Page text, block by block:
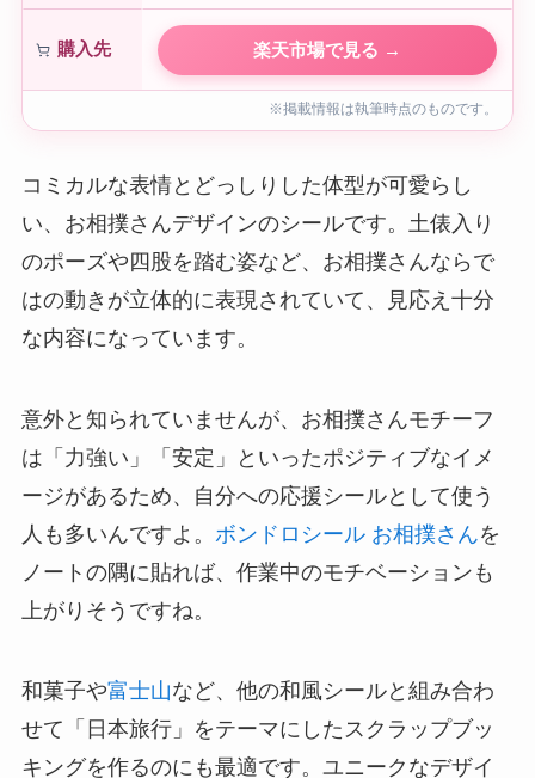
購入先 楽天市場で見る →
※掲載情報は執筆時点のものです。
コミカルな表情とどっしりした体型が可愛らし
い、お相撲さんデザインのシールです。土俵入り
のポーズや四股を踏む姿など、お相撲さんならで
はの動きが立体的に表現されていて、見応え十分
な内容になっています。
意外と知られていませんが、お相撲さんモチーフ
は「力強い」「安定」といったポジティブなイメ
ージがあるため、自分への応援シールとして使う
人も多いんですよ。 ボンドロシール お相撲さんを
ノートの隅に貼れば、作業中のモチベーションも
上がりそうですね。
和菓子や富士山など、他の和風シールと組み合わ
せて「日本旅行」をテーマにしたスクラップブッ
キングを作るのにも最適です。ユニークなデザイ